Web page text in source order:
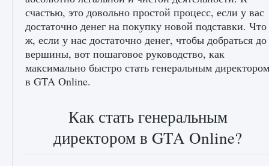
счастью, это довольно простой процесс, если у вас
достаточно денег на покупку новой подставки. Что
ж, если у нас достаточно денег, чтобы добраться до
вершины, вот пошаговое руководство, как
максимально быстро стать генеральным директором
в GTA Online.
Как стать генеральным
директором в GTA Online?